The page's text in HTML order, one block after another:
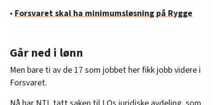
• Forsvaret skal ha minimumsløsning på Rygge
Går ned i lønn
Men bare ti av de 17 som jobbet her fikk jobb videre i
Forsvaret.